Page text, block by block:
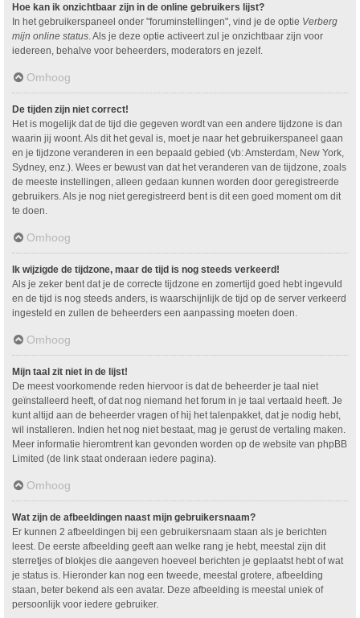
Hoe kan ik onzichtbaar zijn in de online gebruikers lijst?
In het gebruikerspaneel onder "foruminstellingen", vind je de optie Verberg
mijn online status . Als je deze optie activeert zul je onzichtbaar zijn voor
iedereen, behalve voor beheerders, moderators en jezelf.
Omhoog
De tijden zijn niet correct!
Het is mogelijk dat de tijd die gegeven wordt van een andere tijdzone is dan
waarin jij woont. Als dit het geval is, moet je naar het gebruikerspaneel gaan
en je tijdzone veranderen in een bepaald gebied (vb: Amsterdam, New York,
Sydney, enz.). Wees er bewust van dat het veranderen van de tijdzone, zoals
de meeste instellingen, alleen gedaan kunnen worden door geregistreerde
gebruikers. Als je nog niet geregistreerd bent is dit een goed moment om dit
te doen.
Omhoog
Ik wijzigde de tijdzone, maar de tijd is nog steeds verkeerd!
Als je zeker bent dat je de correcte tijdzone en zomertijd goed hebt ingevuld
en de tijd is nog steeds anders, is waarschijnlijk de tijd op de server verkeerd
ingesteld en zullen de beheerders een aanpassing moeten doen.
Omhoog
Mijn taal zit niet in de lijst!
De meest voorkomende reden hiervoor is dat de beheerder je taal niet
geïnstalleerd heeft, of dat nog niemand het forum in je taal vertaald heeft. Je
kunt altijd aan de beheerder vragen of hij het talenpakket, dat je nodig hebt,
wil installeren. Indien het nog niet bestaat, mag je gerust de vertaling maken.
Meer informatie hieromtrent kan gevonden worden op de website van phpBB
Limited (de link staat onderaan iedere pagina).
Omhoog
Wat zijn de afbeeldingen naast mijn gebruikersnaam?
Er kunnen 2 afbeeldingen bij een gebruikersnaam staan als je berichten
leest. De eerste afbeelding geeft aan welke rang je hebt, meestal zijn dit
sterretjes of blokjes die aangeven hoeveel berichten je geplaatst hebt of wat
je status is. Hieronder kan nog een tweede, meestal grotere, afbeelding
staan, beter bekend als een avatar. Deze afbeelding is meestal uniek of
persoonlijk voor iedere gebruiker.